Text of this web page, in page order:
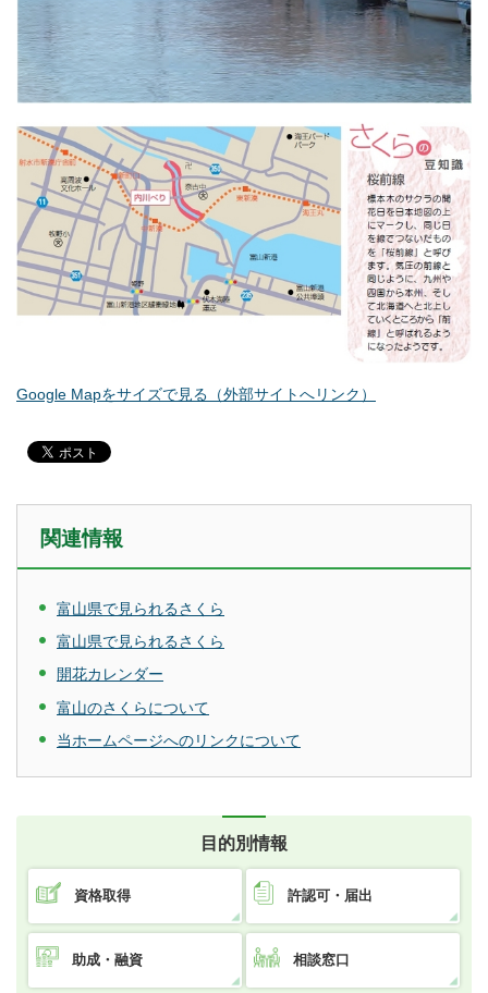
Google Mapをサイズで見る（外部サイトへリンク）
関連情報
富山県で見られるさくら
富山県で見られるさくら
開花カレンダー
富山のさくらについて
当ホームページへのリンクについて
目的別情報
資格取得 許認可・届出
助成・融資 相談窓口